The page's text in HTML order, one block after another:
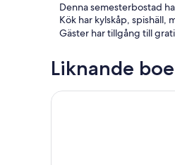
Denna semesterbostad
Kök har kylskåp,
Gäster har tillgång till
Liknande
Le Quai - Wifi - Centre-